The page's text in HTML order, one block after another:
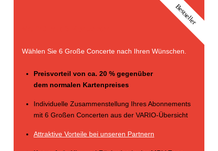
Bestseller
Wählen Sie 6 Große Concerte nach Ihren Wünschen.
Preisvorteil von ca. 20 % gegenüber
dem normalen Kartenpreises
Individuelle Zusammenstellung Ihres Abonnements
mit 6 Großen Concerten aus der VARIO-Übersicht
Attraktive Vorteile bei unseren Partnern